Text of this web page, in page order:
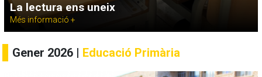
La lectura ens uneix
Més informació +
Gener 2026 | Educació Primària